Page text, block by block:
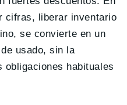
cifras, liberar inventario
se convierte en un
usado, sin la
habituales